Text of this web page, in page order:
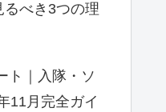
べき3つの理
ト｜入隊・ソ
11月完全ガイ